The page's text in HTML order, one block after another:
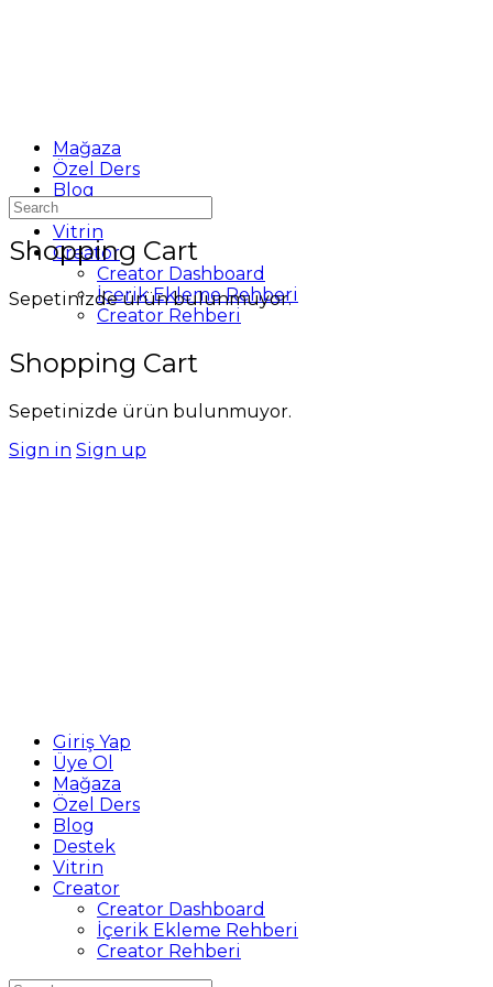
Mağaza
Özel Ders
Blog
Destek
Vitrin
Creator
Creator Dashboard
İçerik Ekleme Rehberi
Creator Rehberi
Shopping Cart
Sepetinizde ürün bulunmuyor.
Sign in Sign up
Shopping Cart
Sepetinizde ürün bulunmuyor.
Search
for:
Giriş Yap
Üye Ol
Mağaza
Özel Ders
Blog
Destek
Vitrin
Creator
Creator Dashboard
İçerik Ekleme Rehberi
Creator Rehberi